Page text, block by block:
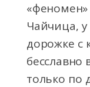
Чайчица,
дорожке с
только по